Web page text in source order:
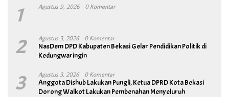
1 Agustus 9, 2026 0 Komentar
2 Agustus 3, 2026 0 Komentar
NasDem DPD Kabupaten Bekasi Gelar Pendidikan Politik di
Kedungwaringin
3 Agustus 3, 2026 0 Komentar
Anggota Dishub Lakukan Pungli, Ketua DPRD Kota Bekasi
Dorong Walkot Lakukan Pembenahan Menyeluruh